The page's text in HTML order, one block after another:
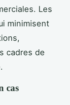
Les
minimisent
cadres de
cas